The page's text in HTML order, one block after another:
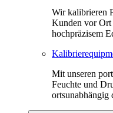
Wir kalibrieren
Kunden vor Ort
hochpräzisem
Mit unseren
Feuchte und
ortsunabhängig